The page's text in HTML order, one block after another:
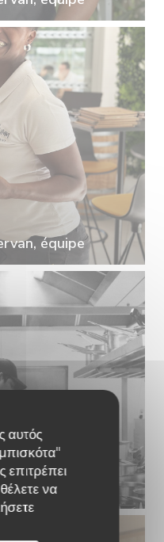
αυτός
επιτρέπει
να
équipe
équipe